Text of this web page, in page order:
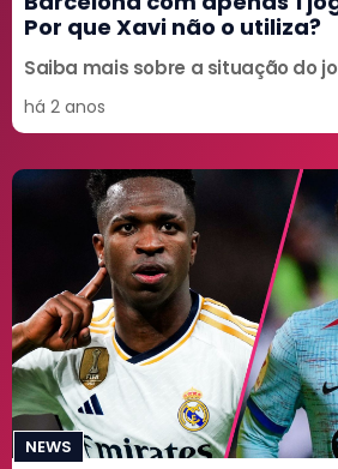
Por que Xavi não o utiliza?
Saiba mais sobre a situação do
há 2 anos
NEWS